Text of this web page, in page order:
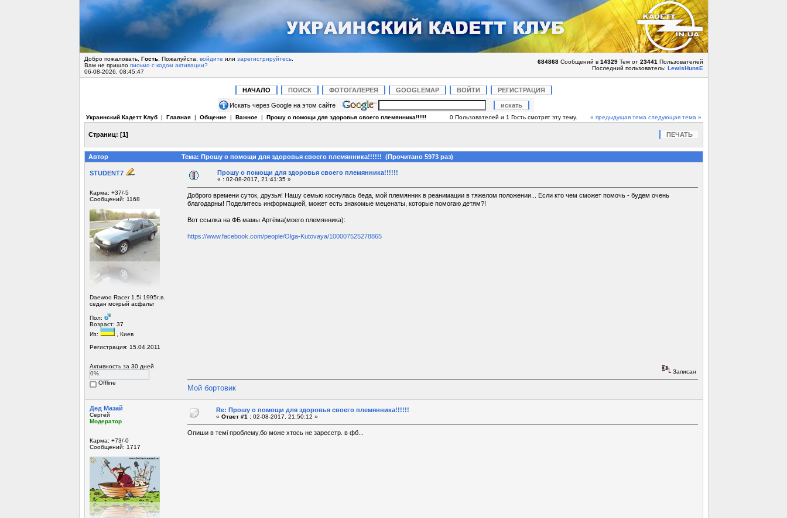
Добро пожаловать, Гость. Пожалуйста, войдите или зарегистрируйтесь.
Вам не пришло письмо с кодом активации?
06-08-2026, 08:45:47
684868Сообщений в 14329Тем от 23441 Пользователей
Последний пользователь: LewisHunsE
НАЧАЛО ПОИСК ФОТОГАЛЕРЕЯ GOOGLEMAP ВОЙТИ РЕГИСТРАЦИЯ
Искать через Google на этом сайте
Украинский Кадетт Клуб| Главная| Общение| Важное| Прошу о помощи для здоровья своего племянника!!!!!! 0 Пользователей и 1 Гость смотрят эту тему. « предыдущая тема следующая тема »
Страниц: [1] ПЕЧАТЬ
Автор Тема: Прошу о помощи для здоровья своего племянника!!!!!! (Прочитано 5973 раз)
STUDENT7
Карма: +37/-5
Сообщений: 1168
Daewoo Racer 1.5i 1995г.в.
седан мокрый асфальт
Пол:
Возраст: 37
Из:
, Киев
Регистрация: 15.04.2011
Активность за 30 дней
0%
Offline
Прошу о помощи для здоровья своего племянника!!!!!!
« :02-08-2017, 21:41:35 »
Доброго времени суток, друзья! Нашу семью коснулась беда, мой племянник в реанимации в тяжелом положении... Если кто чем сможет помочь - будем очень
благодарны! Поделитесь информацией, может есть знакомые меценаты, которые помогаю детям?!
Вот ссылка на ФБ мамы Артёма(моего племянника):
https://www.facebook.com/people/Olga-Kutovaya/100007525278865
Записан
Мой бортовик
Дед Мазай
Сергей
Модератор
Карма: +73/-0
Сообщений: 1717
Re: Прошу о помощи для здоровья своего племянника!!!!!!
« Ответ #1 :02-08-2017, 21:50:12 »
Опиши в темі проблему,бо може хтось не зареєстр. в фб...